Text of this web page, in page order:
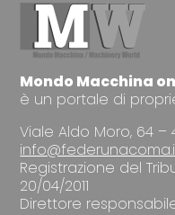
Mondo Macchina
è un portale di
Viale Aldo Moro, 64 –
Registrazione del
20/04/2011
Direttore